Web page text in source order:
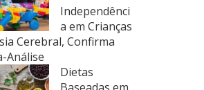
Independênci
a em Crianças
Cerebral, Confirma
Análise
Dietas